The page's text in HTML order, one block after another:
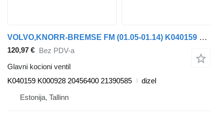
VOLVO,KNORR-BREMSE FM (01.05-01.14) K040159 K000928 glavni kocioni ventil za Volvo FM7-FM12, FM, FMX (1998-2014) tegljača
120,97 € Bez PDV-a
Glavni kocioni ventil
K040159 K000928 20456400 21390585
dizel
Estonija, Tallinn